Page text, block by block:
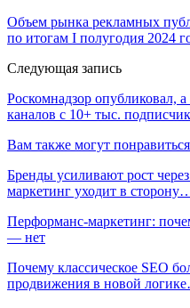
Объем рынка рекламных
по итогам I полугодия 2024
Следующая запись
Роскомнадзор опубликовал,
каналов с 10+ тыс.
Вам также могут понравиться
Бренды усиливают рост
маркетинг уходит в
Перформанс-маркетинг:
— нет
Почему классическое SEO
продвижения в новой